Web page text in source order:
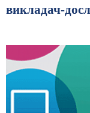
викладач-